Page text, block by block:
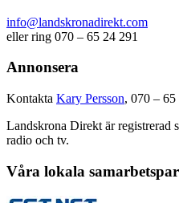
info@landskronadirekt.com
eller ring 070 – 65 24 291
Annonsera
Kontakta Kary Persson, 070 –
Landskrona Direkt är registrerad
radio och tv.
Våra lokala